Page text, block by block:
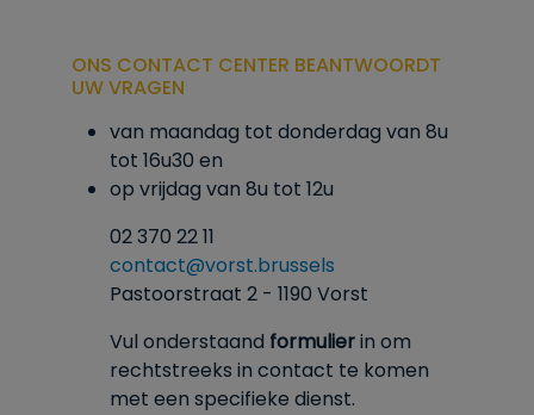
ONS CONTACT CENTER BEANTWOORDT
UW VRAGEN
van maandag tot donderdag van 8u
tot 16u30 en
op vrijdag van 8u tot 12u
02 370 22 11
contact@vorst.brussels
Pastoorstraat 2 - 1190 Vorst
Vul onderstaand formulierin om
rechtstreeks in contact te komen
met een specifieke dienst.